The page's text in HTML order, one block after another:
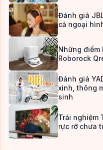
Đánh giá
cả ngoại
Những điểm
Roborock
Đánh giá
xinh, thông
sinh
Trải nghiệm
rực rỡ chưa